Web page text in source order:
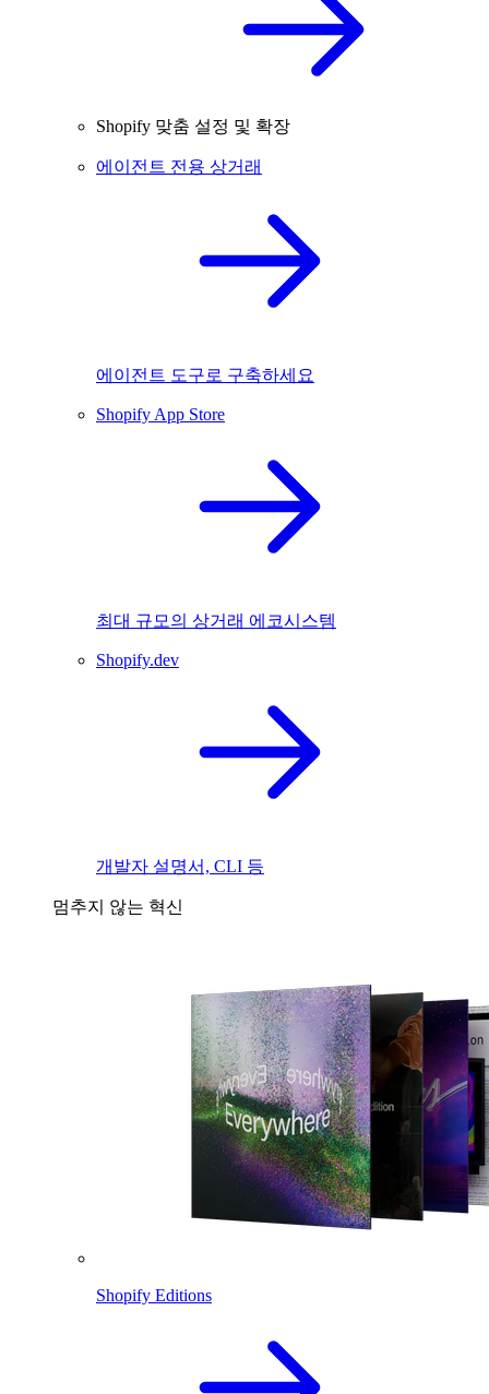
Shopify 맞춤 설정 및 확장
에이전트 전용 상거래
에이전트 도구로 구축하세요
Shopify App Store
최대 규모의 상거래 에코시스템
Shopify.dev
개발자 설명서, CLI 등
멈추지 않는 혁신
Shopify Editions